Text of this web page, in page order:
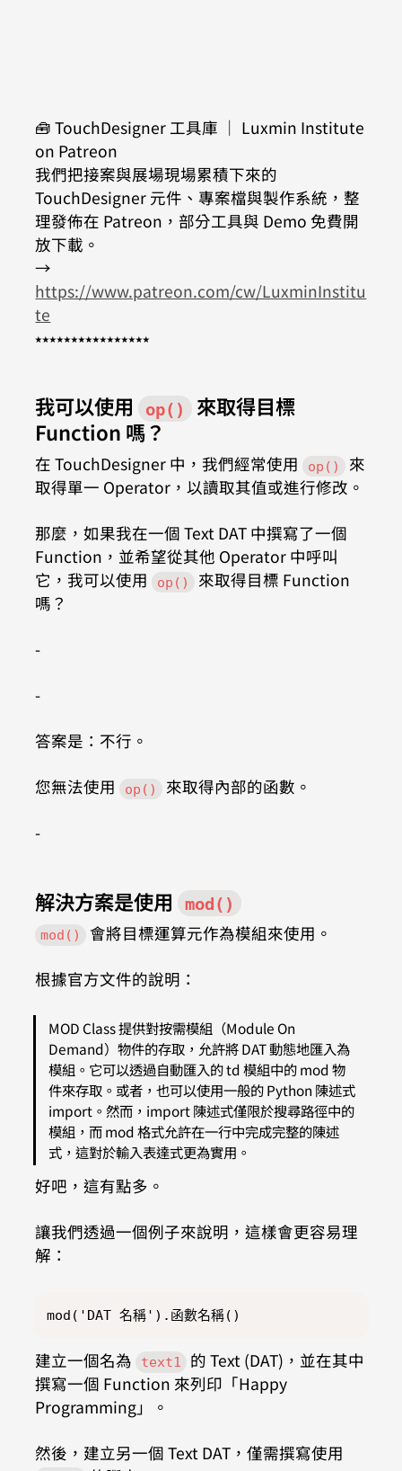
🧰 TouchDesigner 工具庫 ｜ Luxmin Institute
on Patreon
我們把接案與展場現場累積下來的
TouchDesigner 元件、專案檔與製作系統，整
理發佈在 Patreon，部分工具與 Demo 免費開
放下載。
→
https://www.patreon.com/cw/LuxminInstitu
te
⭑⭑⭑⭑⭑⭑⭑⭑⭑⭑⭑⭑⭑⭑⭑⭑
我可以使用 op()
來取得目標
Function 嗎？
在 TouchDesigner 中，我們經常使用 op()
來
取得單一 Operator，以讀取其值或進行修改。
那麼，如果我在一個 Text DAT 中撰寫了一個
Function，並希望從其他 Operator 中呼叫
它，我可以使用
op()
來取得目標 Function
嗎？
-
-
答案是：不行。
您無法使用 op() 來取得內部的函數。
-
解決方案是使用 mod()
mod() 會將目標運算元作為模組來使用。
根據官方文件的說明：
MOD Class 提供對按需模組（Module On
Demand）物件的存取，允許將 DAT 動態地匯入為
模組。它可以透過自動匯入的 td 模組中的 mod 物
件來存取。或者，也可以使用一般的 Python 陳述式
import。然而，import 陳述式僅限於搜尋路徑中的
模組，而 mod 格式允許在一行中完成完整的陳述
式，這對於輸入表達式更為實用。
好吧，這有點多。
讓我們透過一個例子來說明，這樣會更容易理
解：
mod('DAT 名稱').函數名稱()
建立一個名為 text1
的 Text (DAT)，並在其中
撰寫一個 Function 來列印「Happy
Programming」。